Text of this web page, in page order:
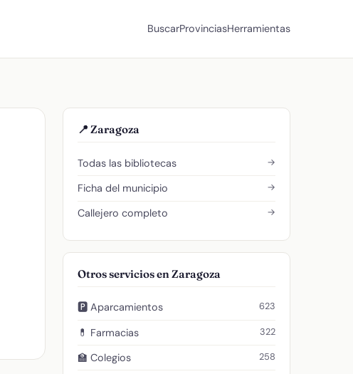
BuscarProvinciasHerramientas
📍 Zaragoza
Todas las bibliotecas →
Ficha del municipio →
Callejero completo →
Otros servicios en Zaragoza
🅿️ Aparcamientos 623
💊 Farmacias 322
🏫 Colegios 258